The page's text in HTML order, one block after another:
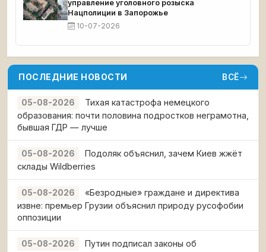
управление уголовного розыска
Нацполиции в Запорожье
10-07-2026
ПОСЛЕДНИЕ НОВОСТИ ВСЁ
05-08-2026
Тихая катастрофа немецкого
образования: почти половина подростков неграмотна,
бывшая ГДР — лучше
05-08-2026
Подоляк объяснил, зачем Киев жжёт
склады Wildberries
05-08-2026
«Безродные» граждане и директива
извне: премьер Грузии объяснил природу русофобии
оппозиции
05-08-2026
Путин подписал законы об